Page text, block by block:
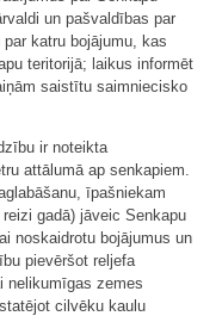
un pašvaldības par
katru bojājumu, kas
teritorijā; laikus informēt
saistītu saimniecisko
ir noteikta
attālumā ap senkapiem.
īpašniekam
gadā) jāveic Senkapu
noskaidrotu bojājumus un
pievēršot reljefa
nelikumīgas zemes
cilvēku kaulu